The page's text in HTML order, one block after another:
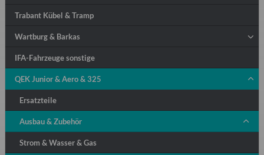
Trabant Kübel & Tramp
Wartburg & Barkas
IFA-Fahrzeuge sonstige
QEK Junior & Aero & 325
Ersatzteile
Ausbau & Zubehör
Strom & Wasser & Gas